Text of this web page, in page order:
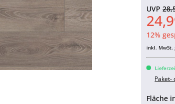
UVP
12%
inkl. MwSt.
Paket-
Fläche